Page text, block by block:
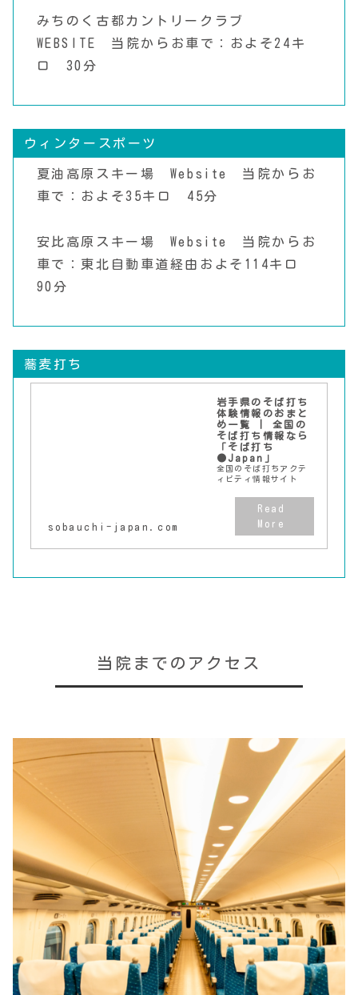
みちのく古都カントリークラブ
WEBSITE
当院からお車で：およそ24キ
ロ 30分
ウィンタースポーツ
夏油高原スキー場 Website
当院からお
車で：およそ35キロ 45分
安比高原スキー場 Website
当院からお
車で：東北自動車道経由およそ114キロ
90分
蕎麦打ち
岩手県のそば打ち
体験情報のおまと
め一覧 | 全国の
そば打ち情報なら
「そば打ち
●Japan」
全国のそば打ちアクテ
ィビティ情報サイト
sobauchi-japan.com
当院までのアクセス